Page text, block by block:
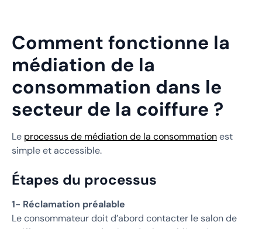
Comment fonctionne la
médiation de la
consommation dans le
secteur de la coiffure ?
Le processus de médiation de la consommationest
simple et accessible.
Étapes du processus
1- Réclamation préalable
Le consommateur doit d’abord contacter le salon de